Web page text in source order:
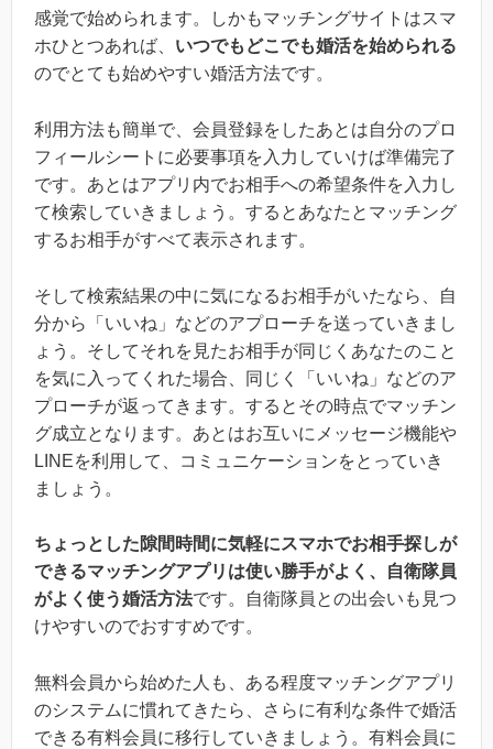
感覚で始められます。しかもマッチングサイトはスマ
ホひとつあれば、 いつでもどこでも婚活を始められる
のでとても始めやすい婚活方法です。
利用方法も簡単で、会員登録をしたあとは自分のプロ
フィールシートに必要事項を入力していけば準備完了
です。あとはアプリ内でお相手への希望条件を入力し
て検索していきましょう。するとあなたとマッチング
するお相手がすべて表示されます。
そして検索結果の中に気になるお相手がいたなら、自
分から「いいね」などのアプローチを送っていきまし
ょう。そしてそれを見たお相手が同じくあなたのこと
を気に入ってくれた場合、同じく「いいね」などのア
プローチが返ってきます。するとその時点でマッチン
グ成立となります。あとはお互いにメッセージ機能や
LINEを利用して、コミュニケーションをとっていき
ましょう。
ちょっとした隙間時間に気軽にスマホでお相手探しが
できるマッチングアプリは使い勝手がよく、自衛隊員
がよく使う婚活方法です。自衛隊員との出会いも見つ
けやすいのでおすすめです。
無料会員から始めた人も、ある程度マッチングアプリ
のシステムに慣れてきたら、さらに有利な条件で婚活
できる有料会員に移行していきましょう。有料会員に